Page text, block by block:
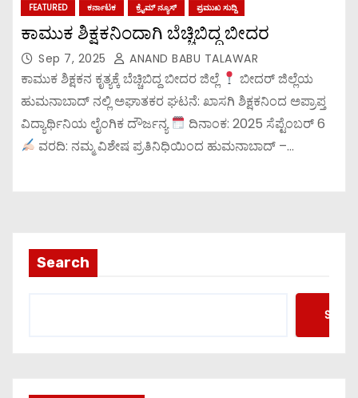
FEATURED ಕರ್ನಾಟಕ ಕ್ರೈಮ್ ನ್ಯೂಸ್ ಪ್ರಮುಖ ಸುದ್ದಿ
ಕಾಮುಕ ಶಿಕ್ಷಕನಿಂದಾಗಿ ಬೆಚ್ಚಿಬಿದ್ದ ಬೀದರ
Sep 7, 2025 ANAND BABU TALAWAR
ಕಾಮುಕ ಶಿಕ್ಷಕನ ಕೃತ್ಯಕ್ಕೆ ಬೆಚ್ಚಿಬಿದ್ದ ಬೀದರ ಜಿಲ್ಲೆ
ಬೀದರ್ ಜಿಲ್ಲೆಯ
ಹುಮನಾಬಾದ್ ನಲ್ಲಿ ಅಘಾತಕರ ಘಟನೆ: ಖಾಸಗಿ ಶಿಕ್ಷಕನಿಂದ ಅಪ್ರಾಪ್ತ
ವಿದ್ಯಾರ್ಥಿನಿಯ ಲೈಂಗಿಕ ದೌರ್ಜನ್ಯ
ದಿನಾಂಕ: 2025 ಸೆಪ್ಟೆಂಬರ್ 6
ವರದಿ: ನಮ್ಮ ವಿಶೇಷ ಪ್ರತಿನಿಧಿಯಿಂದ ಹುಮನಾಬಾದ್ –…
Search